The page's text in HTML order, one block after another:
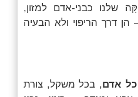
שלנו כבני-אדם למזון,
הן דרך הריפוי ולא הבעיה
כל אדם, בכל משקל, צורת